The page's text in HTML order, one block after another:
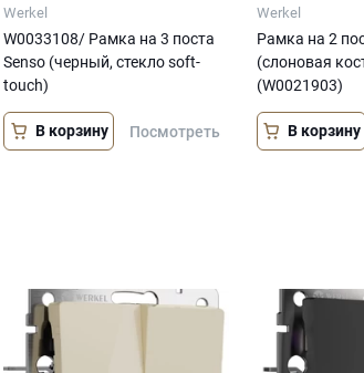
Werkel
W0033108/ Рамка на 3 поста
Senso (черный, стекло soft-
touch)
В корзину Посмотреть
Werkel
Рамка на 2
(слоновая
(W0021903)
В корзину